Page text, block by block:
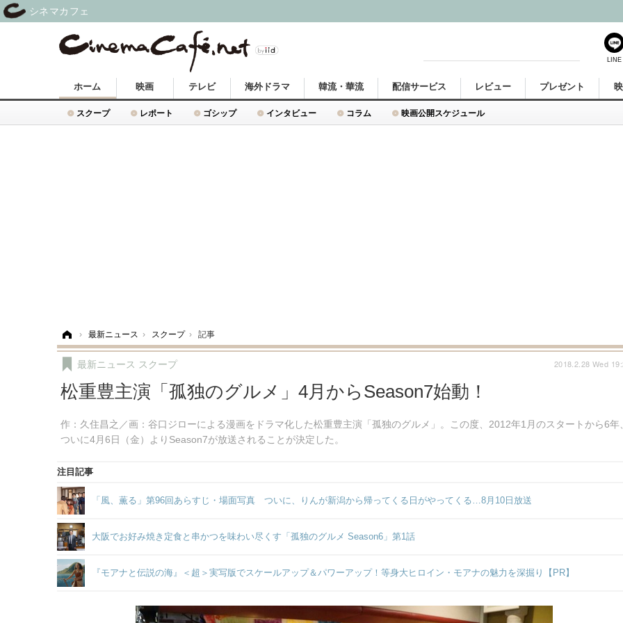
ホーム
スクープ レポート ゴシップ インタビュー コラム 映画公開スケジュール
映画 テレビ 海外ドラマ 韓流・華流 配信サービス レビュー プレゼント
› 最新ニュース › スクープ › 記事
松重豊主演「孤独のグルメ」4月からSeason7始動！
作：久住昌之／画：谷口ジローによる漫画をドラマ化した松重豊主演「孤独のグルメ」。この度、2012年1月のスタートから6年、
ついに4月6日（金）よりSeason7が放送されることが決定した。
最新ニュース スクープ 2018.2.28 Wed
注目記事
「風、薫る」第96回あらすじ・場面写真 ついに、りんが新潟から帰ってくる日がやってくる…8月10日放送
大阪でお好み焼き定食と串かつを味わい尽くす「孤独のグルメ Season6」第1話
『モアナと伝説の海』＜超＞実写版でスケールアップ＆パワーアップ！等身大ヒロイン・モアナの魅力を深掘り【PR】
LINE
シネマカフェ